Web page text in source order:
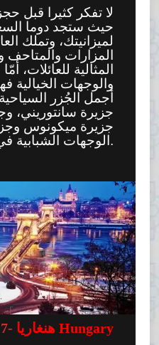
لا تفكر كثيرا قبل
حيث ستجد دوما
لميزانيتك، وتملك
المزارات والمتاحف
المثالية للعائلات،
والوجهات الخيالية
أجمل الجُزر
جزيرة سانتوريني،
جزيرة ميكونوس
الوجهات الشبابية في اليونان.
7- هنغاريا Hungary